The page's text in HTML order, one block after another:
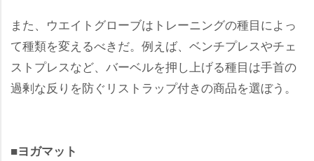
また、ウエイトグローブはトレーニングの種目によっ
て種類を変えるべきだ。例えば、ベンチプレスやチェ
ストプレスなど、バーベルを押し上げる種目は手首の
過剰な反りを防ぐリストラップ付きの商品を選ぼう。
■ヨガマット